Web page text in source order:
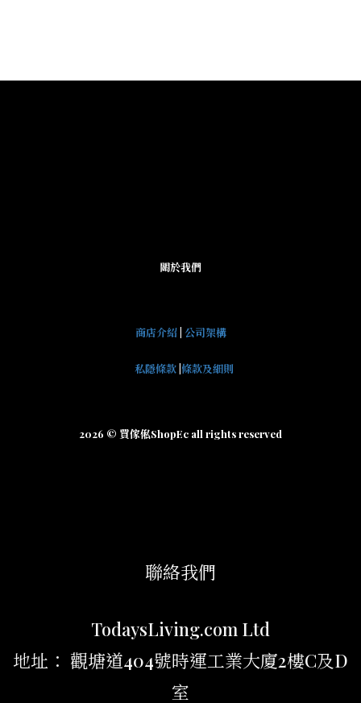
關於我們
商店介紹| 公司架構
私隱條款 條款及細則
2026 © 買傢俬ShopEc all rights reserved
聯絡我們
TodaysLiving.com Ltd
地址： 觀塘道404號時運工業大廈2樓C及D
室